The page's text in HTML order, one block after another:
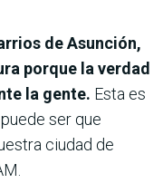
de Asunción,
porque la verdad
la gente. Esta es
ser que
ciudad de